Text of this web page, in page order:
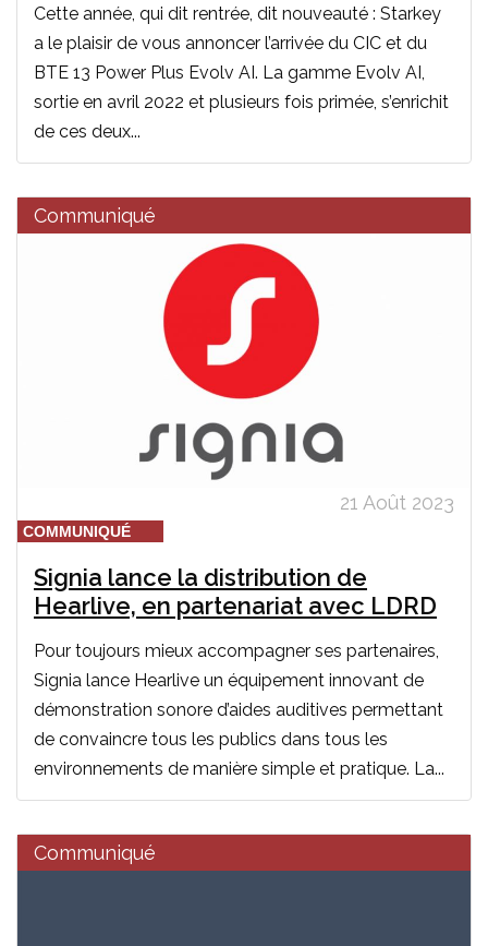
Cette année, qui dit rentrée, dit nouveauté : Starkey
a le plaisir de vous annoncer l’arrivée du CIC et du
BTE 13 Power Plus Evolv AI. La gamme Evolv AI,
sortie en avril 2022 et plusieurs fois primée, s’enrichit
de ces deux...
Communiqué
21 Août 2023
COMMUNIQUÉ
Signia lance la distribution de
Hearlive, en partenariat avec LDRD
Pour toujours mieux accompagner ses partenaires,
Signia lance Hearlive un équipement innovant de
démonstration sonore d’aides auditives permettant
de convaincre tous les publics dans tous les
environnements de manière simple et pratique. La...
Communiqué